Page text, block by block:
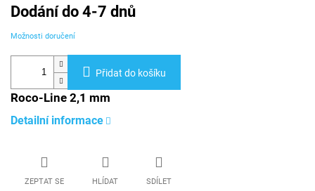
Měrná
cena:
Dodání do 4-7 dnů
Možnosti doručení
Přidat do košíku
Roco-Line 2,1 mm
Detailní informace
ZEPTAT SE HLÍDAT SDÍLET